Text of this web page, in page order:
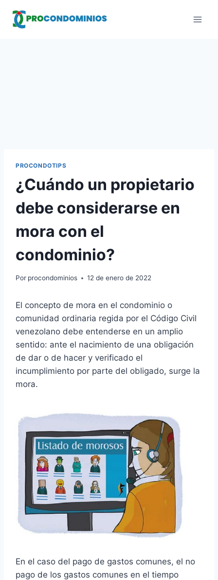
PROCONDOTIPS
¿Cuándo un propietario
debe considerarse en
mora con el
condominio?
Por procondominios 12 de enero de 2022
El concepto de mora en el condominio o
comunidad ordinaria regida por el Código Civil
venezolano debe entenderse en un amplio
sentido: ante el nacimiento de una obligación
de dar o de hacer y verificado el
incumplimiento por parte del obligado, surge la
mora.
En el caso del pago de gastos comunes, el no
pago de los gastos comunes en el tiempo